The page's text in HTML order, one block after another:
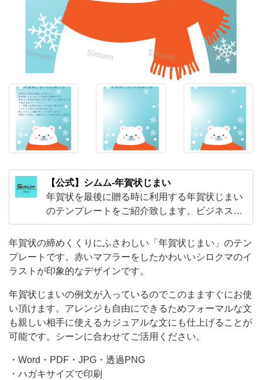
い」
ン
プ
レ
ー
で
す。
マ
フ
ー
を
し
た
か
【公式】シムム-年賀状じまい
年賀状を最後に贈る時に利用する年賀状じまい
のテンプレートをご紹介致します。ビジネスか
ら友人や知人、お世話になった人に送る時に利
用出来る年賀状じまいのシンプル＆おしゃれな
デザインが無料でダウンロードし利用する事が
可能です。
年賀状の締めくくりにふさわしい「年賀状じまい」のテン
プレートです。赤いマフラーをしたかわいいシロクマのイ
ラストが印象的なデザインです。
年賀状じまいの例文が入っているのでこのまますぐにお使
い頂けます。アレンジも自由にできるためフォーマルな文
も親しい相手に使えるカジュアルな文にも仕上げることが
可能です。シーンに合わせてご活用ください。
・Word・PDF・JPG・透過PNG
・ハガキサイズで印刷